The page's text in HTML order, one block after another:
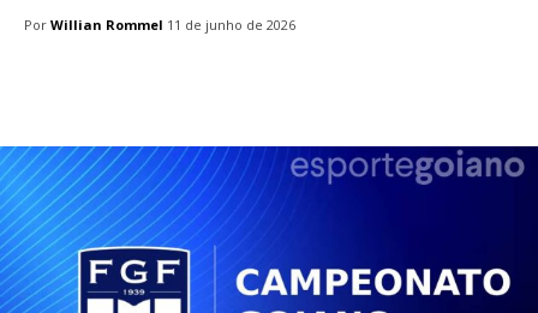
Por Willian Rommel 11 de junho de 2026